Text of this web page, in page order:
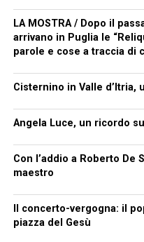
LA MOSTRA / Dopo il
arrivano in Puglia le
parole e cose a traccia di
Cisternino in Valle d’Itria,
Angela Luce, un ricordo
Con l’addio a Roberto De
maestro
Il concerto-vergogna: il
piazza del Gesù